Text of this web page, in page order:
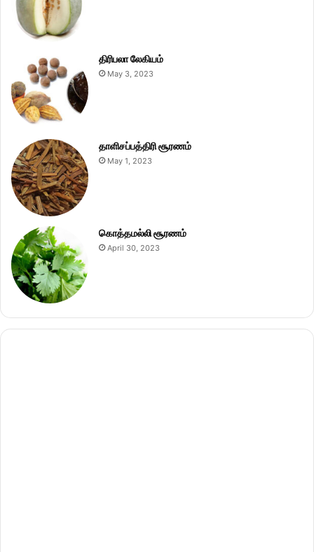
திரிபலா லேகியம்
May 3, 2023
தாளிசப்பத்திரி சூரணம்
May 1, 2023
கொத்தமல்லி சூரணம்
April 30, 2023